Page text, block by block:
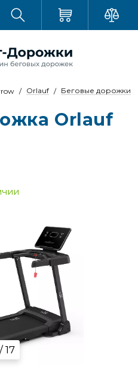
Беговые дорожки
Orlauf
Orlauf
17